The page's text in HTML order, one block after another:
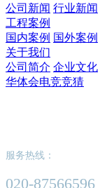
公司新闻 行业新闻
工程案例
国内案例 国外案例
关于我们
公司简介 企业文化
华体会电竞竞猜
服务热线：
020-87566596